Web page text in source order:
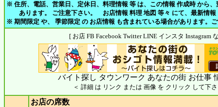
※ 住所、電話、営業日、定休日、料理情報 等 は、この情報 作成時 から
あります。 ご注意下さい。 お店情報 料理 地図 等々 にて、最新情報
※ 期間限定 や、 季節限定 の お店情報 も含まれている場合があります。
[ お店 FB Facebook Twitter LINE インスタ Instagram
バイト探し タウンワーク あなたの街 お仕事
＜ 詳細 は リンク または 画像 を クリック して下
お店の席数